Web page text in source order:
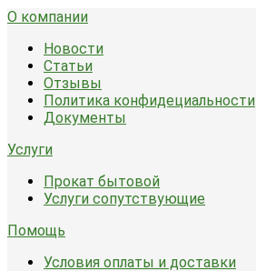
О компании
Новости
Статьи
Отзывы
Политика конфидециальности
Документы
Услуги
Прокат бытовой
Услуги сопутствующие
Помощь
Условия оплаты и доставки